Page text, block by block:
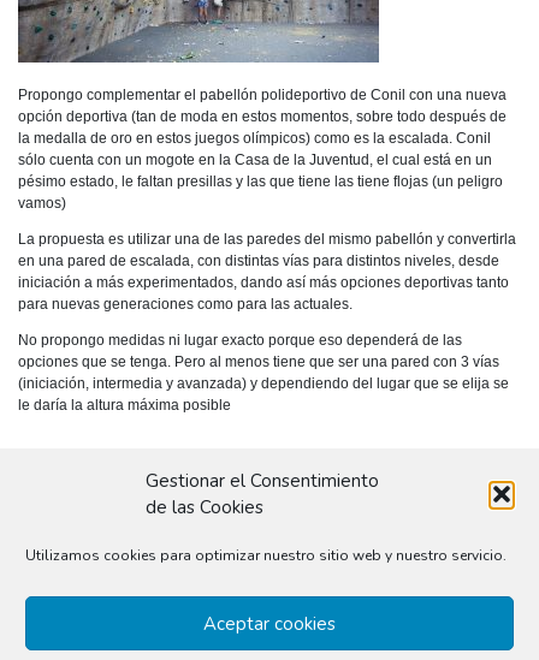
Gestionar el Consentimiento
de las Cookies
Utilizamos cookies para optimizar nuestro sitio web y nuestro servicio.
Aceptar cookies
Propongo complementar el pabellón polideportivo de Conil con una nueva
opción deportiva (tan de moda en estos momentos, sobre todo después de
la medalla de oro en estos juegos olímpicos) como es la escalada. Conil
sólo cuenta con un mogote en la Casa de la Juventud, el cual está en un
pésimo estado, le faltan presillas y las que tiene las tiene flojas (un peligro
vamos)
La propuesta es utilizar una de las paredes del mismo pabellón y convertirla
en una pared de escalada, con distintas vías para distintos niveles, desde
iniciación a más experimentados, dando así más opciones deportivas tanto
para nuevas generaciones como para las actuales.
No propongo medidas ni lugar exacto porque eso dependerá de las
opciones que se tenga. Pero al menos tiene que ser una pared con 3 vías
(iniciación, intermedia y avanzada) y dependiendo del lugar que se elija se
le daría la altura máxima posible
No hay Informe técnico: